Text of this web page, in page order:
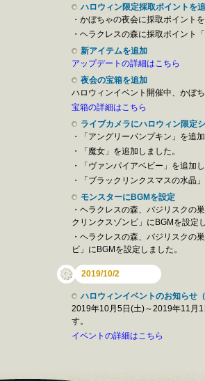
ハロウィン限定採取ポイントを
・かぼちゃの夜会に採取ポイント
・ヘラクレスの森に採取ポイント
新アイテムを追加
アップデートの詳細はこちら
夜会の宝箱を追加
ハロウィンイベント開催中、かぼ
宝箱の詳細はこちら
ライブカメラにハロウィン限定
・「アングリーパンプキン」を追
・「魔女」を追加しました。
・「ヴァンパイアベビー」を追加
・「ブラックリンクスマスの水晶
モンスターにBGMを設定
・ヘラクレスの森、バジリスクの
クリンクスゾンビ」にBGMを設定
・ヘラクレスの森、バジリスクの
ビ」にBGMを設定しました。
2019/10/2
ハロウィンイベントのお知らせ
2019年10月5日(土)～2019年11月
す。
イベントの詳細はこちら